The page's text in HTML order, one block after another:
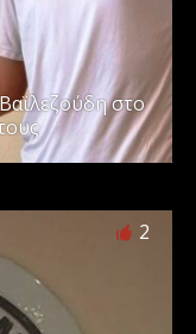
στο
2